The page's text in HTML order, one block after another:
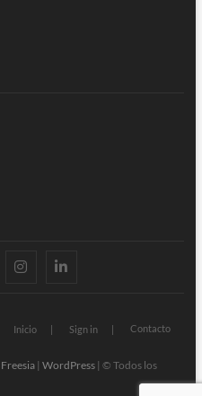
instagram
linkedin
Inicio Sign in Contacto
| WordPress| © Todos los